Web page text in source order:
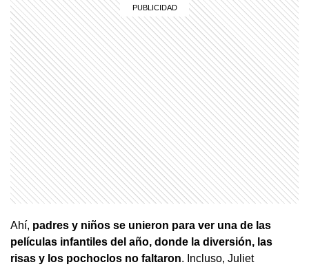
Ahí, padres y niños se unieron para ver una de las
películas infantiles del año, donde la diversión, las
risas y los pochoclos no faltaron. Incluso, Juliet